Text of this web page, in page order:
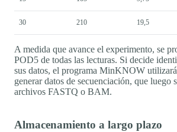
30 210 19,5
A medida que avance el experimento, se
POD5 de todas las lecturas. Si decide
sus datos, el programa MinKNOW utilizará
generar datos de secuenciación, que luego
archivos FASTQ o BAM.
Almacenamiento a largo plazo